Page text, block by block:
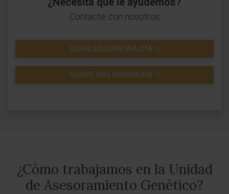
Contacte con nosotros
QUIERO SOLICITAR UNA CITA
SOLICITE MÁS INFORMACIÓN
¿Cómo trabajamos en la Unidad
de Asesoramiento Genético?